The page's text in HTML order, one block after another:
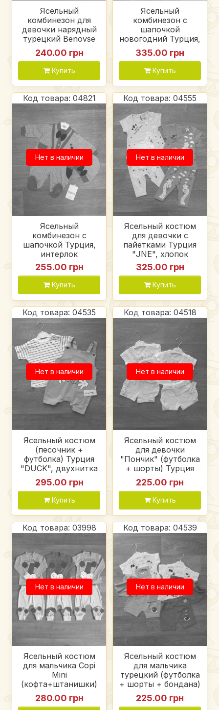
Ясельный
комбинезон для
девочки нарядный
турецкий Benovse
коттон
240.00 грн
Купить
Ясельный
комбинезон с
шапочкой
новогодний Турция,
интерлок
335.00 грн
Купить
Код товара: 04821
Нет в наличии
Ясельный
комбинезон с
шапочкой Турция,
интерлок
255.00 грн
Купить
Код товара: 04555
Нет в наличии
Ясельный костюм
для девочки с
пайетками Турция
"JNE", хлопок
325.00 грн
Купить
Код товара: 04535
Нет в наличии
Ясельный костюм
(песочник +
футболка) Турция
"DUCK", двухнитка
+ хлопок
295.00 грн
Купить
Код товара: 04518
Нет в наличии
Ясельный костюм
для девочки
"Пончик" (футболка
+ шорты) Турция
"Gracker", коттон +
интерлок
225.00 грн
Купить
Код товара: 03998
Нет в наличии
Ясельный костюм
для мальчика Copi
Mini
(кофта+штанишки)
интерлок
280.00 грн
Код товара: 04539
Нет в наличии
Ясельный костюм
для мальчика
турецкий (футболка
+ шорты + бондана)
"snoopy", двухнитка
+ кулир
225.00 грн